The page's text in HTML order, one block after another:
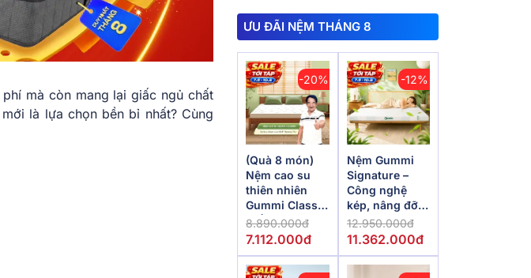
mà còn mang lại giấc ngủ chất
là lựa chọn bền bỉ nhất? Cùng
ƯU ĐÃI NỆM THÁNG 8
-20%
(Quà 8 món)
Nệm cao su
thiên nhiên
Gummi Classic
thế hệ mới dày
5/10/15cm
8.890.000đ
7.112.000đ
-12%
Nệm Gummi
Signature –
Công nghệ
kép, nâng đỡ
vượt trội,
kháng khuẩn
12.950.000đ
11.362.000đ